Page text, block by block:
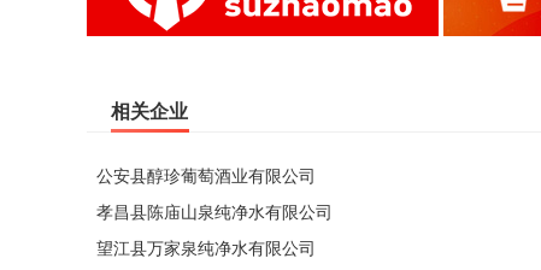
相关企业
公安县醇珍葡萄酒业有限公司
孝昌县陈庙山泉纯净水有限公司
望江县万家泉纯净水有限公司